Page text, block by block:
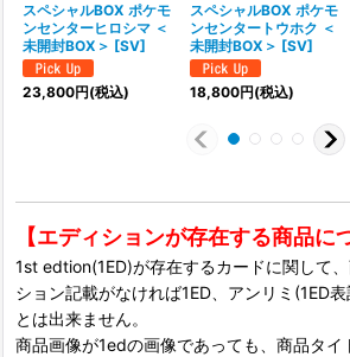
スペシャルBOX ポケモ
ンセンターヒロシマ ＜
未開封BOX＞ [SV]
23,800円(税込)
スペシャルBOX ポケモ
ンセンタートウホク ＜
未開封BOX＞ [SV]
18,800円(税込)
【エディションが存在する商品に
1st edtion(1ED)が存在するカードに関して
ション記載がなければ1ED、アンリミ(1ED
とは出来ません。
商品画像が1edの画像であっても、商品タイ